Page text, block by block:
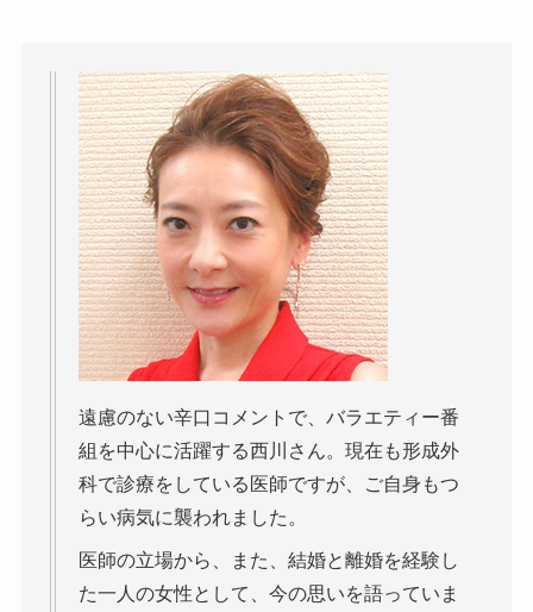
遠慮のない辛口コメントで、バラエティー番
組を中心に活躍する西川さん。現在も形成外
科で診療をしている医師ですが、ご自身もつ
らい病気に襲われました。
医師の立場から、また、結婚と離婚を経験し
た一人の女性として、今の思いを語っていま